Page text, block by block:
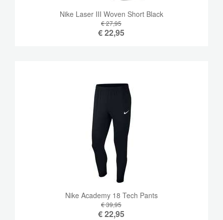
Nike Laser III Woven Short Black
€ 27,95
€22,95
Nike Academy 18 Tech Pants
€ 39,95
€22,95